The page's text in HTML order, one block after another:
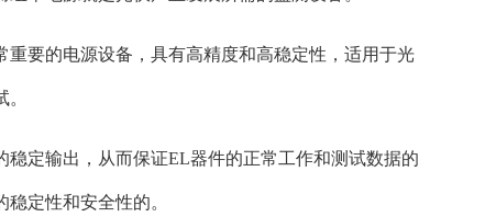
要的电源设备，具有高精度和高稳定性，适用于光
定输出，从而保证EL器件的正常工作和测试数据的
定性和安全性的。